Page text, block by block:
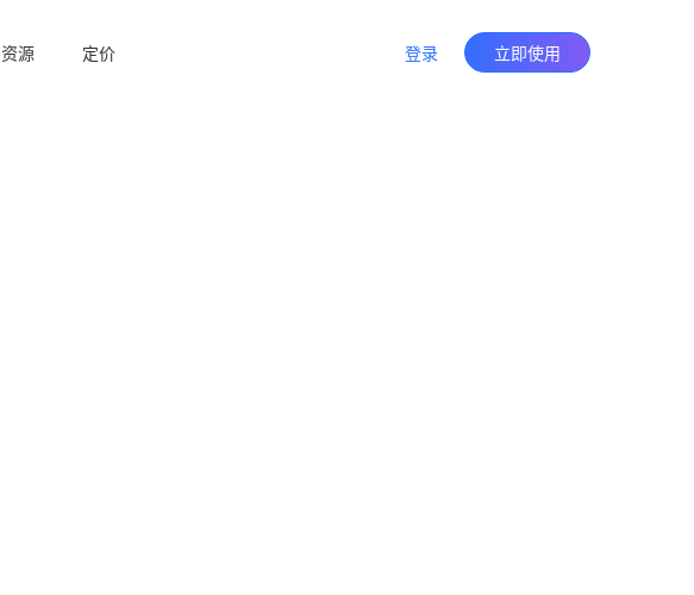
资源 定价 登录 立即使用